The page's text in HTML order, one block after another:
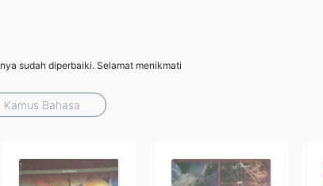
sudah diperbaiki. Selamat menikmati
Kamus Bahasa